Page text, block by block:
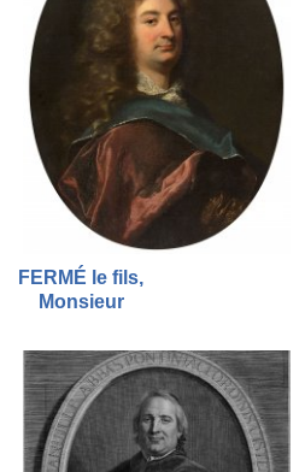
FERMÉ le fils,
Monsieur